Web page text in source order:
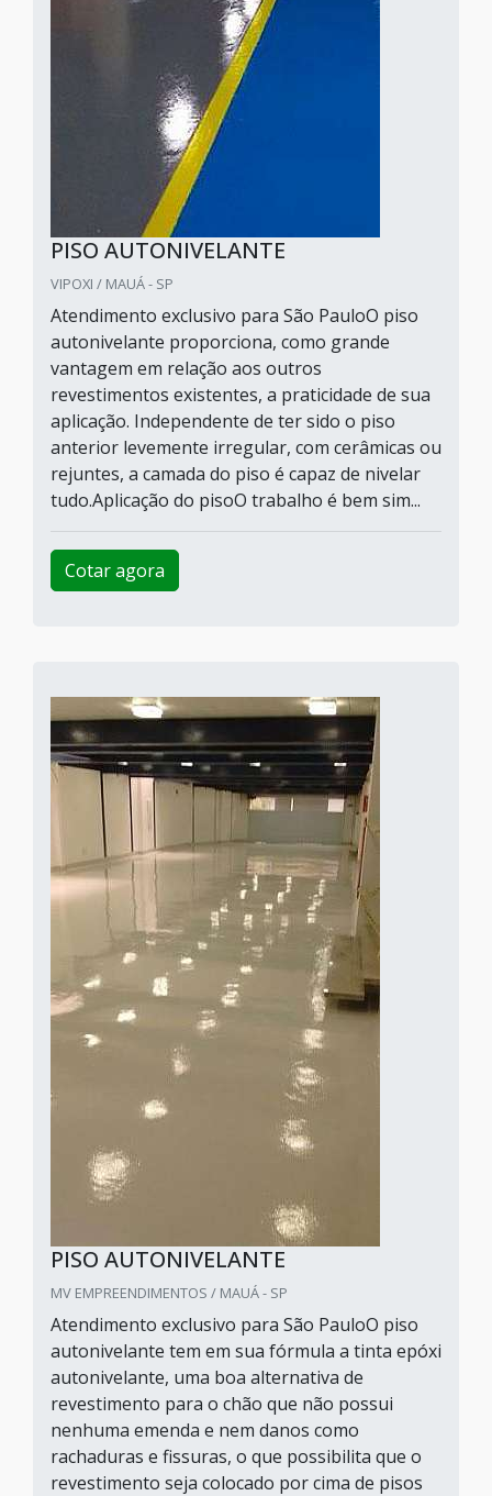
PISO AUTONIVELANTE
VIPOXI / MAUÁ - SP
Atendimento exclusivo para São PauloO piso
autonivelante proporciona, como grande
vantagem em relação aos outros
revestimentos existentes, a praticidade de sua
aplicação. Independente de ter sido o piso
anterior levemente irregular, com cerâmicas ou
rejuntes, a camada do piso é capaz de nivelar
tudo.Aplicação do pisoO trabalho é bem sim...
Cotar agora
PISO AUTONIVELANTE
MV EMPREENDIMENTOS / MAUÁ - SP
Atendimento exclusivo para São PauloO piso
autonivelante tem em sua fórmula a tinta epóxi
autonivelante, uma boa alternativa de
revestimento para o chão que não possui
nenhuma emenda e nem danos como
rachaduras e fissuras, o que possibilita que o
revestimento seja colocado por cima de pisos